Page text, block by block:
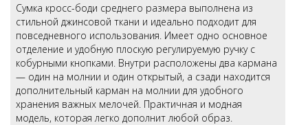
Сумка кросс-боди среднего размера выполнена из
стильной джинсовой ткани и идеально подходит для
повседневного использования. Имеет одно основное
отделение и удобную плоскую регулируемую ручку с
кобурными кнопками. Внутри расположены два кармана
— один на молнии и один открытый, а сзади находится
дополнительный карман на молнии для удобного
хранения важных мелочей. Практичная и модная
модель, которая легко дополнит любой образ.